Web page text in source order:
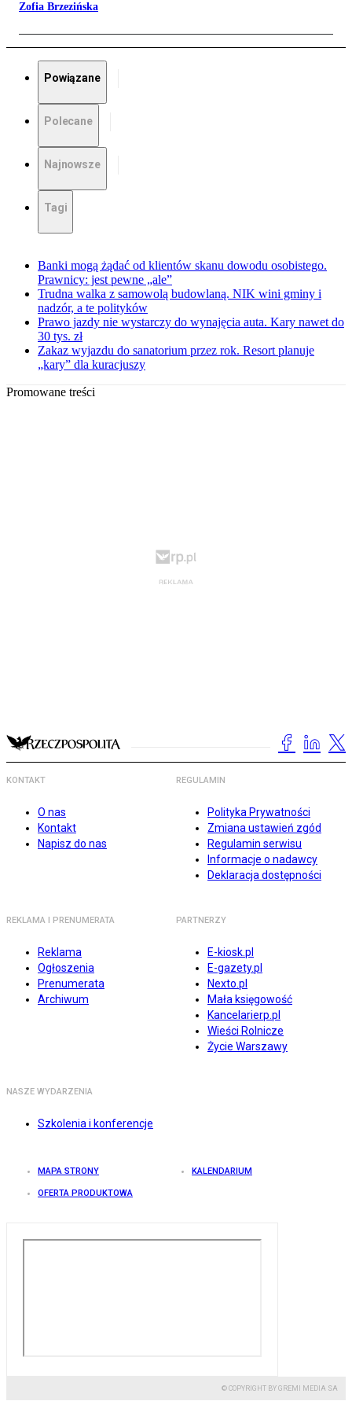
Zofia Brzezińska
Powiązane
Polecane
Najnowsze
Tagi
Banki mogą żądać od klientów skanu dowodu osobistego.
Prawnicy: jest pewne „ale”
Trudna walka z samowolą budowlaną. NIK wini gminy i
nadzór, a te polityków
Prawo jazdy nie wystarczy do wynajęcia auta. Kary nawet do
30 tys. zł
Zakaz wyjazdu do sanatorium przez rok. Resort planuje
„kary” dla kuracjuszy
Promowane treści
KONTAKT
O nas
Kontakt
Napisz do nas
REGULAMIN
Polityka Prywatności
Zmiana ustawień zgód
Regulamin serwisu
Informacje o nadawcy
Deklaracja dostępności
REKLAMA I PRENUMERATA
Reklama
Ogłoszenia
Prenumerata
Archiwum
PARTNERZY
E-kiosk.pl
E-gazety.pl
Nexto.pl
Mała księgowość
Kancelarierp.pl
Wieści Rolnicze
Życie Warszawy
NASZE WYDARZENIA
Szkolenia i konferencje
MAPA STRONY KALENDARIUM
OFERTA PRODUKTOWA
© COPYRIGHT BY GREMI MEDIA SA